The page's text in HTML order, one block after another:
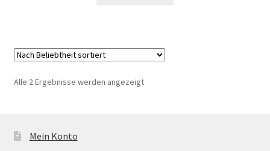
Alle 2 Ergebnisse werden angezeigtNach
Mein Konto